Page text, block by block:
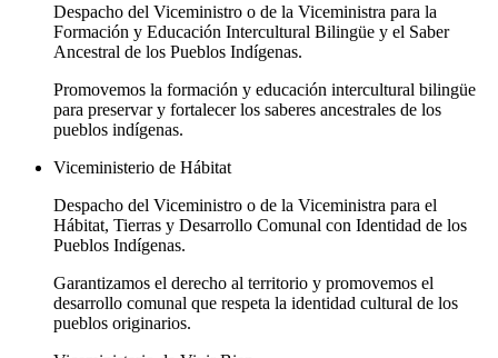
Despacho del Viceministro o de la Viceministra para la
Formación y Educación Intercultural Bilingüe y el Saber
Ancestral de los Pueblos Indígenas.
Promovemos la formación y educación intercultural bilingüe
para preservar y fortalecer los saberes ancestrales de los
pueblos indígenas.
Viceministerio de Hábitat
Despacho del Viceministro o de la Viceministra para el
Hábitat, Tierras y Desarrollo Comunal con Identidad de los
Pueblos Indígenas.
Garantizamos el derecho al territorio y promovemos el
desarrollo comunal que respeta la identidad cultural de los
pueblos originarios.